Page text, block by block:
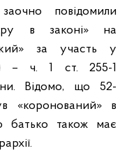
повідомили
в законі» на
за участь у
– ч. 1 ст. 255-1
Відомо, що 52-
«коронований» в
батько також має